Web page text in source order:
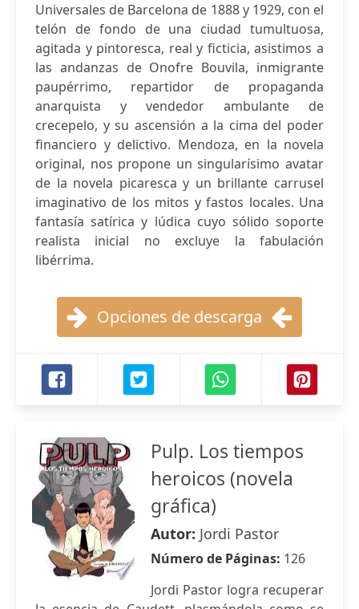
Universales de Barcelona de 1888 y 1929, con el
telón de fondo de una ciudad tumultuosa,
agitada y pintoresca, real y ficticia, asistimos a
las andanzas de Onofre Bouvila, inmigrante
paupérrimo, repartidor de propaganda
anarquista y vendedor ambulante de
crecepelo, y su ascensión a la cima del poder
financiero y delictivo. Mendoza, en la novela
original, nos propone un singularísimo avatar
de la novela picaresca y un brillante carrusel
imaginativo de los mitos y fastos locales. Una
fantasía satírica y lúdica cuyo sólido soporte
realista inicial no excluye la fabulación
libérrima.
Opciones de descarga
Pulp. Los tiempos
heroicos (novela
gráfica)
Autor: Jordi Pastor
Número de Páginas: 126
Jordi Pastor logra recuperar